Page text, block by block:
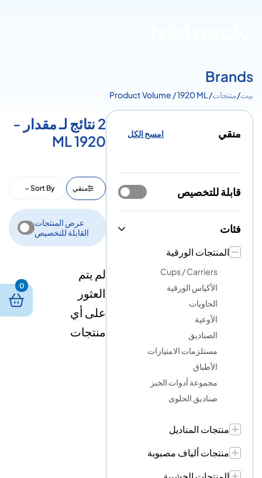
Brands
بيت/منتجات/ Product Volume / 1920 ML
منقي امسح الكل
قابلة للتخصيص
فئات
المنتجات الورقية
Cups / Carriers
الأكياس الورقية
الحاويات
الأوعية
الصناديق
مستلزمات الامتيازات
الأطباق
مجموعة أدوات الخبز
صناديق الحلوى
منتجات المناديل
منتجات ألياف مصبوبة
2 نتائج لـ مقدار -
1920 ML
منقي Sort By
عرض المنتجات
القابلة للتخصيص
لم يتم
العثور
على أي
منتجات
0